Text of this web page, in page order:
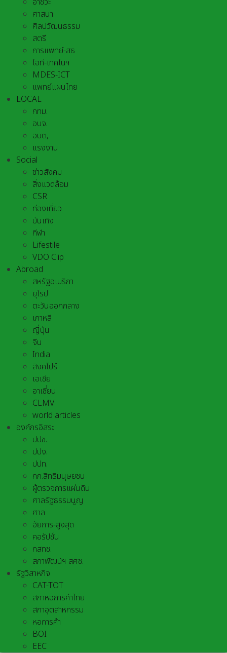
ศาสนา
ศิลปวัฒนธรรม
สตรี
การแพทย์-สธ
ไอที-เทคโนฯ
MDES-ICT
แพทย์แผนไทย
LOCAL
กทม.
อบจ.
อบต,
แรงงาน
Social
ข่าวสังคม
สิ่งแวดล้อม
CSR
ท่องเที่ยว
บันเทิง
กีฬา
Lifestile
VDO Clip
Abroad
สหรัฐอเมริกา
ยุโรป
ตะวันออกกลาง
เกาหลี
ญี่ปุ่น
จีน
India
สิงคโปร์
เอเชีย
อาเชี่ยน
CLMV
world articles
องค์กรอิสระ
ปปช.
ปปง.
ปปท.
กก.สิทธิมนุษยชน
ผู้ตรวจการแผ่นดิน
ศาลรัฐธรรมนูญ
ศาล
อัยการ-สูงสุด
คอรัปชั่น
กสทช.
สภาพัฒน์ฯ สศช.
รัฐวิสาหกิจ
CAT-TOT
สภาหอการค้าไทย
สภาอุตสาหกรรม
หอการค้า
BOI
EEC